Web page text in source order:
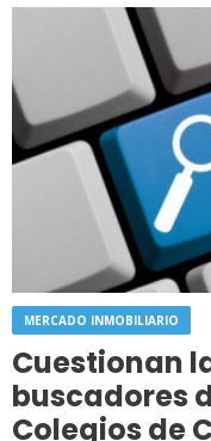
MERCADO INMOBILIARIO
Cuestionan
buscadores
Colegios de